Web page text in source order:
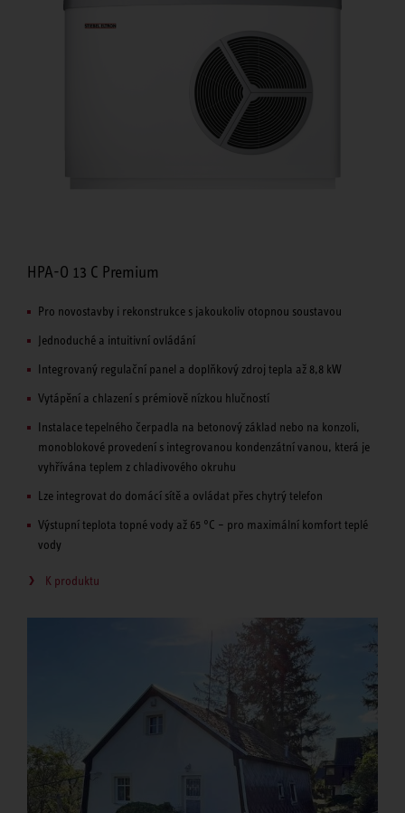
HPA-O 13 C Premium
Pro novostavby i rekonstrukce s jakoukoliv otopnou soustavou
Jednoduché a intuitivní ovládání
Integrovaný regulační panel a doplňkový zdroj tepla až 8,8 kW
Vytápění a chlazení s prémiově nízkou hlučností
Instalace tepelného čerpadla na betonový základ nebo na konzoli,
monoblokové provedení s integrovanou kondenzátní vanou, která je
vyhřívána teplem z chladivového okruhu
Lze integrovat do domácí sítě a ovládat přes chytrý telefon
Výstupní teplota topné vody až 65 °C – pro maximální komfort teplé
vody
K produktu